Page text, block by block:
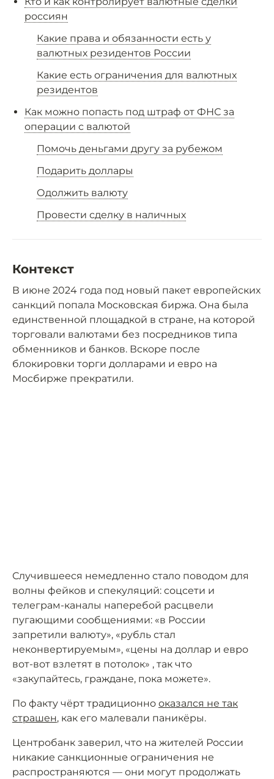
россиян
Какие права и обязанности есть у
валютных резидентов России
Какие есть ограничения для валютных
резидентов
Как можно попасть под штраф от ФНС за
операции с валютой
Помочь деньгами другу за рубежом
Подарить доллары
Одолжить валюту
Провести сделку в наличных
Контекст
В июне 2024 года под новый пакет европейских
санкций попала Московская биржа. Она была
единственной площадкой в стране, на которой
торговали валютами без посредников типа
обменников и банков. Вскоре после
блокировки торги долларами и евро на
Мосбирже прекратили.
Случившееся немедленно стало поводом для
волны фейков и спекуляций: соцсети и
телеграм-каналы наперебой расцвели
пугающими сообщениями: «в России
запретили валюту», «рубль стал
неконвертируемым», «цены на доллар и евро
вот-вот взлетят в потолок» , так что
«закупайтесь, граждане, пока можете».
По факту чёрт традиционно оказался не так
страшен, как его малевали паникёры.
Центробанк заверил, что на жителей России
никакие санкционные ограничения не
распространяются — они могут продолжать